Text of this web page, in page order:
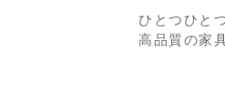
ひとつひと
高品質の家